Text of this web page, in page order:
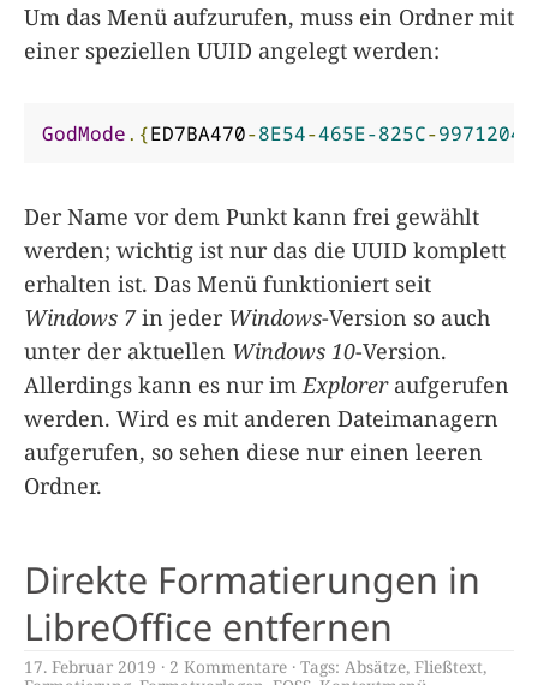
Um das Menü aufzurufen, muss ein Ordner mit
einer speziellen UUID angelegt werden:
GodMode.{ED7BA470-8E54-465E-825C-
Der Name vor dem Punkt kann frei gewählt
werden; wichtig ist nur das die UUID komplett
erhalten ist. Das Menü funktioniert seit
Windows 7in jeder Windows-Version so auch
unter der aktuellen Windows 10-Version.
Allerdings kann es nur im Exploreraufgerufen
werden. Wird es mit anderen Dateimanagern
aufgerufen, so sehen diese nur einen leeren
Ordner.
Direkte Formatierungen in
LibreOffice entfernen
17. Februar 2019 2 Kommentare Tags: Absätze, Fließtext,